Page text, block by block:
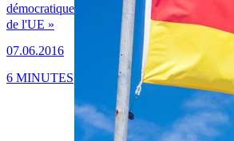
démocratique
de l'UE »
07.06.2016
6 MINUTES